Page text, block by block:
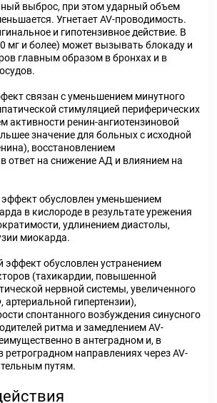
выброс, при этом ударный объем
Угнетает AV-проводимость.
и гипотензивное действие. В
мг и более) может вызывать блокаду и
главным образом в бронхах и в
связан с уменьшением минутного
стимуляцией периферических
активности ренин-ангиотензиновой
значение для больных с исходной
восстановлением
ответ на снижение АД и влиянием на
обусловлен уменьшением
в кислороде в результате урежения
удлинением диастолы,
миокарда.
эффект обусловлен устранением
(тахикардии, повышенной
нервной системы, увеличенного
гипертензии),
спонтанного возбуждения синусного
ритма и замедлением AV-
в антеградном и, в
ретроградном направлениях через AV-
путям.